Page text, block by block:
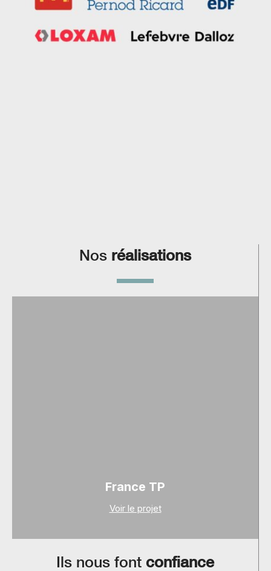
Nos réalisations
France TP
Voir le projet
Ils nous font confiance